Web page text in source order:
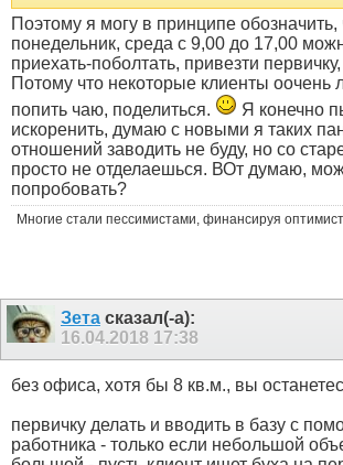
Поэтому я могу в принципе обозначить,
понедельник, среда с 9,00 до 17,00
приехать-поболтать, привезти
Потому что некоторые клиенты оочень
попить чаю, поделиться.
Я конечно
искоренить, думаю с новыми я таких
отношений заводить не буду, но со
просто не отделаешься. ВОт думаю,
попробовать?
Многие стали пессимистами, финансируя
Зета сказал(-а):
16.04.2018 17:38
без офиса, хотя бы 8 кв.м., вы
первичку делать и вводить в базу с
работника - только если небольшой